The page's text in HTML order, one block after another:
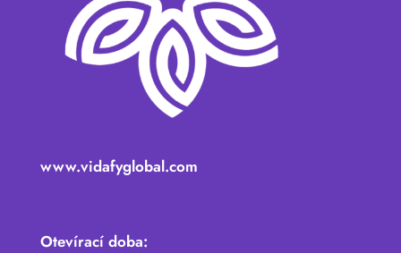
www.vidafyglobal.com
Otevírací doba: